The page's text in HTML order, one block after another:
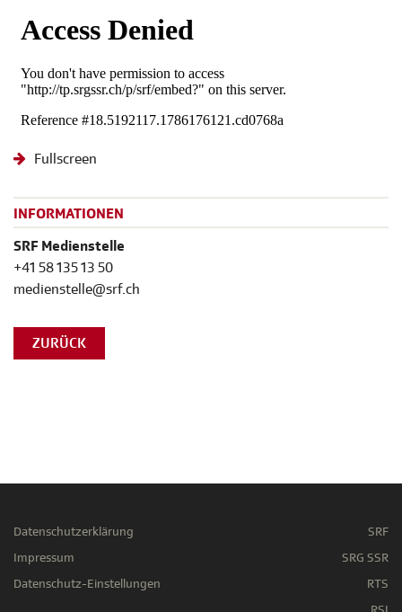
Fullscreen
INFORMATIONEN
SRF Medienstelle
+41 58 135 13 50
medienstelle@srf.ch
ZURÜCK
Datenschutzerklärung
Impressum
Datenschutz-Einstellungen
SRF
SRG SSR
RTS